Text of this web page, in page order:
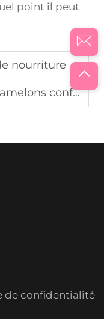
point il peut
pour les parents débordés
les mamans qui allaitent
de confidentialité